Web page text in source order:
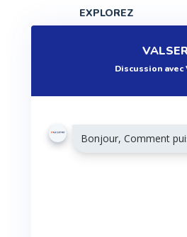
Discussion avec
Bonjour, Comment
EXPLOREZ
Tutoriels
Articles